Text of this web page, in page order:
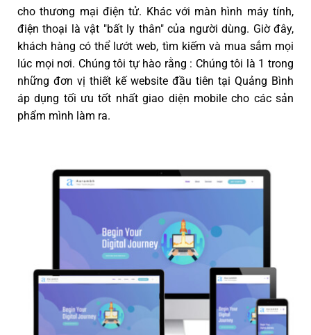
cho thương mại điện tử. Khác với màn hình máy tính,
điện thoại là vật "bất ly thân" của người dùng. Giờ đây,
khách hàng có thể lướt web, tìm kiếm và mua sắm mọi
lúc mọi nơi. Chúng tôi tự hào rằng : Chúng tôi là 1 trong
những đơn vị thiết kế website đầu tiên tại Quảng Bình
áp dụng tối ưu tốt nhất giao diện mobile cho các sản
phẩm mình làm ra.